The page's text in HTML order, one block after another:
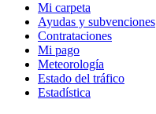
Mi carpeta
Ayudas y subvenciones
Contrataciones
Mi pago
Meteorología
Estado del tráfico
Estadística